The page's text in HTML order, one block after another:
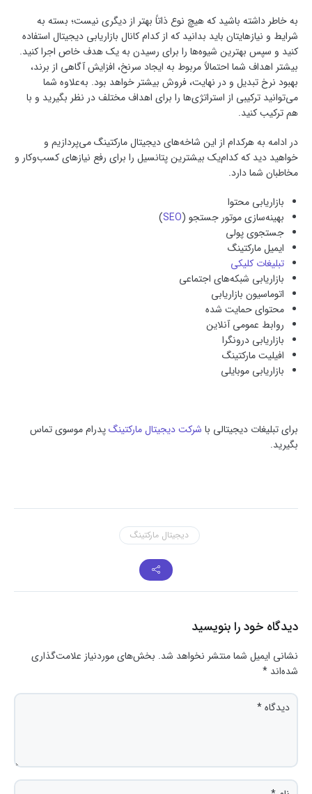
به خاطر داشته باشید که هیچ نوع ذاتاً بهتر از دیگری نیست؛ بسته به
شرایط و نیازهایتان باید بدانید که از کدام کانال بازاریابی دیجیتال استفاده
کنید و سپس بهترین شیوه‌ها را برای رسیدن به یک هدف خاص اجرا کنید.
بیشتر اهداف شما احتمالاً مربوط به ایجاد سرنخ، افزایش آگاهی از برند،
بهبود نرخ تبدیل و در نهایت، فروش بیشتر خواهد بود. به‌علاوه شما
می‌توانید ترکیبی از استراتژی‌ها را برای اهداف مختلف در نظر بگیرید و با
هم ترکیب کنید.
در ادامه به هرکدام از این شاخه‌های دیجیتال مارکتینگ می‌پردازیم و
خواهید دید که کدام‌یک بیشترین پتانسیل را برای رفع نیازهای کسب‌وکار و
مخاطبان شما دارد.
بازاریابی محتوا
بهینه‌سازی موتور جستجو (SEO
)
جستجوی پولی
ایمیل مارکتینگ
تبلیغات کلیکی
بازاریابی شبکه‌های اجتماعی
اتوماسیون بازاریابی
محتوای حمایت شده
روابط عمومی آنلاین
بازاریابی درونگرا
افیلیت مارکتینگ
بازاریابی موبایلی
برای تبلیغات دیجیتالی با شرکت دیجیتال مارکتینگپدرام موسوی تماس
بگیرید.
دیجیتال مارکتینگ
دیدگاه خود را بنویسید
نشانی ایمیل شما منتشر نخواهد شد. بخش‌های موردنیاز علامت‌گذاری
شده‌اند *